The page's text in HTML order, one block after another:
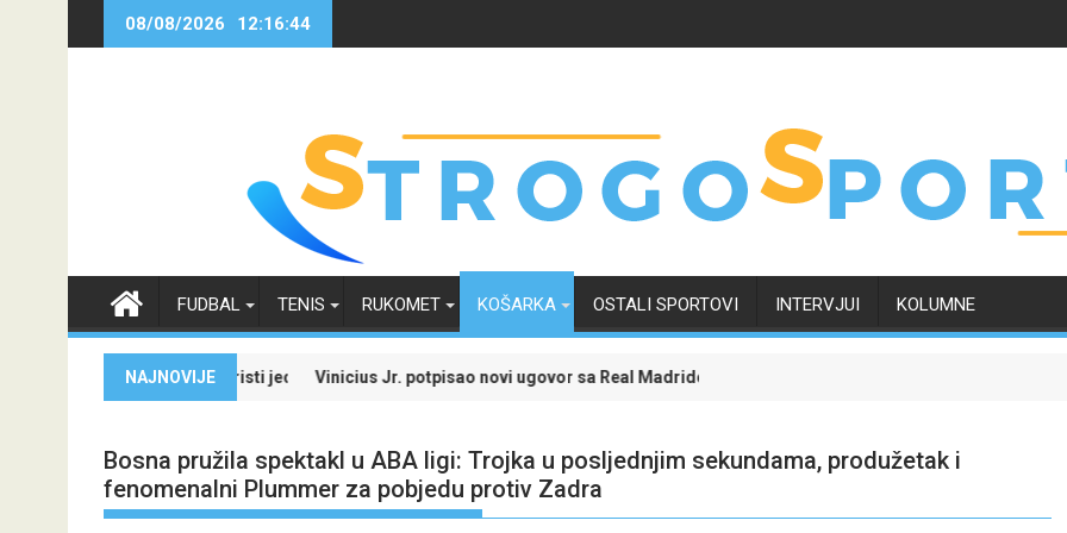
08/08/2026 12:16:45
FUDBAL TENIS RUKOMET KOŠARKA OSTALI SPORTOVI INTERVJUI KOLUMNE
NAJNOVIJE
i iskoristi jedinstvenu ponuduVinicius Jr. potpisao novi ugovor sa Real Madridom i okončao neizvijesnost oko svoje budućnosti
Evropski četvrtak zanimljiviji uz Meridian: Isprati
Bosna pružila spektakl u ABA ligi: Trojka u posljednjim sekundama, produžetak i
fenomenalni Plummer za pobjedu protiv Zadra